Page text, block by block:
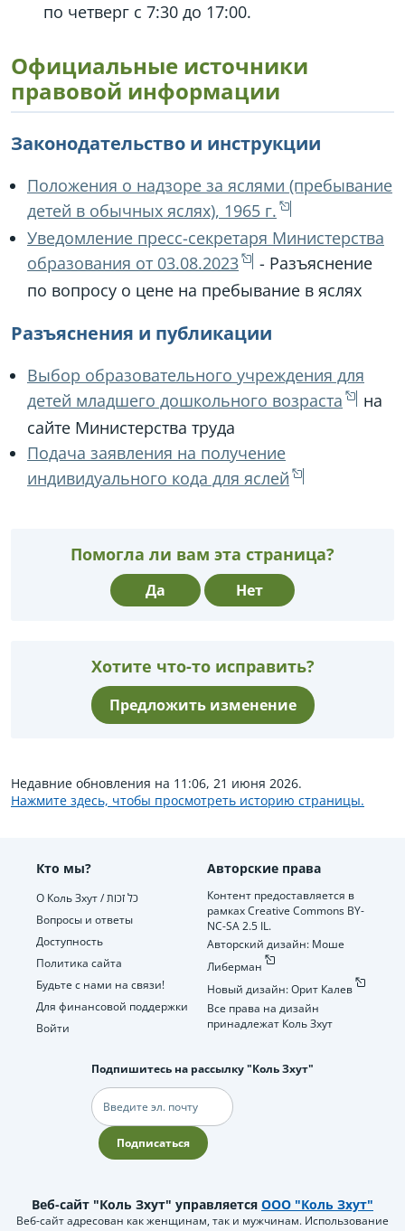
по четверг с 7:30 до 17:00.
Официальные источники
правовой информации
Законодательство и инструкции
Положения о надзоре за яслями (пребывание
детей в обычных яслях), 1965 г.
Уведомление пресс-секретаря Министерства
образования от 03.08.2023
- Разъяснение
по вопросу о цене на пребывание в яслях
Разъяснения и публикации
Выбор образовательного учреждения для
детей младшего дошкольного возраста
на
сайте Министерства труда
Подача заявления на получение
индивидуального кода для яслей
Помогла ли вам эта страница?
Да Нет
Хотите что-то исправить?
Предложить изменение
Недавние обновления на 11:06, 21 июня 2026.
Нажмите здесь, чтобы просмотреть историю страницы.
Кто мы?
О Коль Зхут / כל זכות
Вопросы и ответы
Доступность
Политика сайта
Будьте с нами на связи!
Для финансовой поддержки
Войти
Авторские права
Контент предоставляется в
рамках Creative Commons BY-
NC-SA 2.5 IL.
Авторский дизайн: Моше
Либерман
Новый дизайн: Орит Калев
Все права на дизайн
принадлежат Коль Зхут
Подпишитесь на рассылку "Коль Зхут"
Электронная
почта
Подписаться
Веб-сайт "Коль Зхут" управляется ООО "Коль Зхут"
Веб-сайт адресован как женщинам, так и мужчинам. Использование